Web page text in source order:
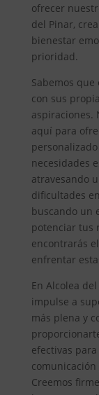
ofrecer
del Pinar,
bienestar
prioridad.
Sabemos
con sus
aspiraciones.
aquí para
necesidades
atravesando
dificultades
buscando un
potenciar tus
encontrarás
enfrentar
En Alcolea
impulse a
más plena y
efectivas
Creemos